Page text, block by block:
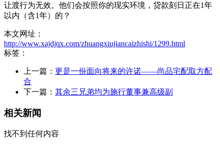
让渡行为无效。他们会按照你的现实环境，贷款刻日正在1年
以内（含1年）的？
本文网址：
http://www.xajdjqx.com/zhuangxiujiancaizhishi/1299.html
标签：
上一篇： 更是一份面向将来的许诺——尚品宅配取方配
合
下一篇： 其余三兄弟均为施行董事兼高级副
相关新闻
找不到任何内容